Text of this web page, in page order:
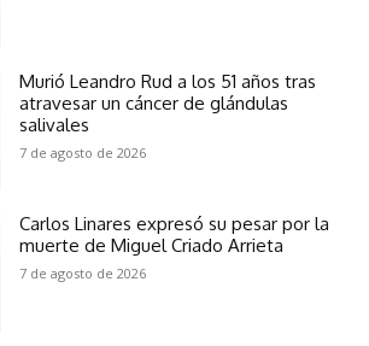
Murió Leandro Rud a los 51 años tras
atravesar un cáncer de glándulas
salivales
7 de agosto de 2026
Carlos Linares expresó su pesar por la
muerte de Miguel Criado Arrieta
7 de agosto de 2026